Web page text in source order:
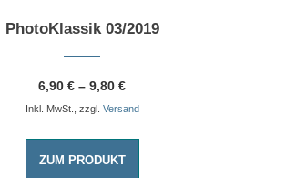
PhotoKlassik 03/2019
6,90 € – 9,80 €
Inkl. MwSt., zzgl. Versand
ZUM PRODUKT